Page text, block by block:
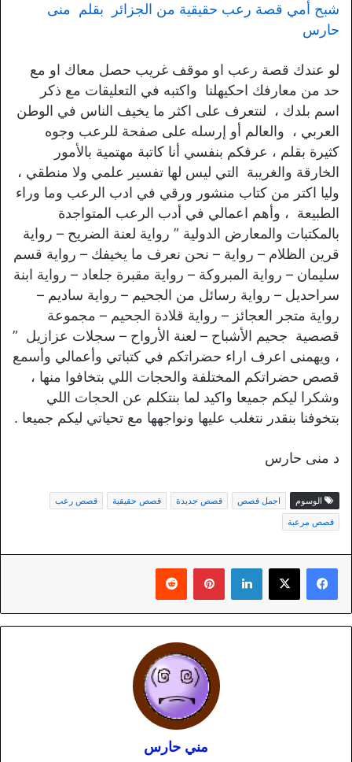
شبح أمي قصة رعب حقيقية من الجزائر بقلم منى
حارس
لو عندك قصة رعب او موقف غريب حصل معاك او مع
حد من معارفك احكيهلنا واكتبه في التعليقات مع ذكر
اسم بلدك ، لنتعرف على اكثر ما يخيف الناس في الوطن
العربي ، والعالم أو إرسله على صفحة للرعب وجوه
كثيرة بقلم ، عرفكم بنفسي أنا كاتبة مهتمية بالأمور
الخارقة والغريبة التي ليس لها تفسير علمي ولا منطقي ،
وليا اكتر من كتاب منشور ورقي في ادب الرعب وما وراء
الطبيعة ، وأهم اعمالي في أدب الرعب المتواجدة
بالمكتبات والمعارض الدولية ” رواية لعنة الضريح – رواية
قرين الظلام – رواية – نحن نعرف ما يخيفك – رواية قسم
سليمان – رواية المبروكة – رواية مقبرة جلعاد – رواية ابنة
سراحديل – رواية رسائل من الجحيم – رواية ساديم –
رواية متجر العجائز – رواية قلادة الجحيم – مجموعة
قصصية جحيم الأشباح – لعنة الأرواح – سجلات عزازيل ”
، ويهمنى اعرف اراء حضراتكم في كتباتي وأعمالي وأسمع
قصص حضراتكم المختلفة والحجات اللي بتخافوا منها ،
وشكرا ليكم جميعا واكيد لما بنتكلم عن الحجات اللي
بتخوفنا بنقدر نتغلب عليها ونواجهها مع تحياتي ليكم جميعا .
د منى حارس
الوسوم اجمل قصص قصص جديدة قصص حقيقية
قصص رعب
قصص مرعبة
لينكدإن بينتيريست
مني حارس